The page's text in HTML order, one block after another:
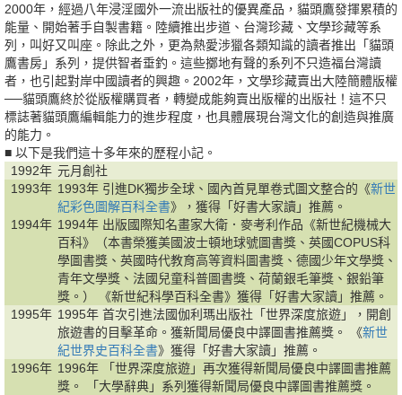
2000年，經過八年浸淫國外一流出版社的優異產品，貓頭鷹發揮累積的
能量、開始著手自製書籍。陸續推出步道、台灣珍藏、文學珍藏等系
列，叫好又叫座。除此之外，更為熱愛涉獵各類知識的讀者推出「貓頭
鷹書房」系列，提供智者垂釣。這些擲地有聲的系列不只造福台灣讀
者，也引起對岸中國讀者的興趣。2002年，文學珍藏賣出大陸簡體版權
──貓頭鷹終於從版權購買者，轉變成能夠賣出版權的出版社！這不只
標誌著貓頭鷹編輯能力的進步程度，也具體展現台灣文化的創造與推廣
的能力。
■ 以下是我們這十多年來的歷程小記。
1992年 元月創社
1993年 1993年 引進DK獨步全球、國內首見單卷式圖文整合的《新世
紀彩色圖解百科全書》，獲得「好書大家讀」推薦。
1994年 1994年 出版國際知名畫家大衛．麥考利作品《新世紀機械大
百科》（本書榮獲美國波士頓地球號圖書獎、英國COPUS科
學圖書獎、英國時代教育高等資料圖書獎、德國少年文學獎、
青年文學獎、法國兒童科普圖書獎、荷蘭銀毛筆獎、銀鉛筆
獎。） 《新世紀科學百科全書》獲得「好書大家讀」推薦。
1995年 1995年 首次引進法國伽利瑪出版社「世界深度旅遊」，開創
旅遊書的目擊革命。獲新聞局優良中譯圖書推薦獎。 《新世
紀世界史百科全書》獲得「好書大家讀」推薦。
1996年 1996年 「世界深度旅遊」再次獲得新聞局優良中譯圖書推薦
獎。 「大學辭典」系列獲得新聞局優良中譯圖書推薦獎。